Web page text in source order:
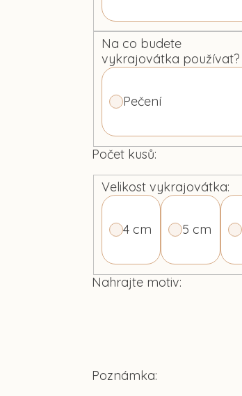
Na co budete
vykrajovátka používat?
Pečení
Počet kusů:
Velikost vykrajovátka:
4 cm 5 cm
Nahrajte motiv:
Poznámka: